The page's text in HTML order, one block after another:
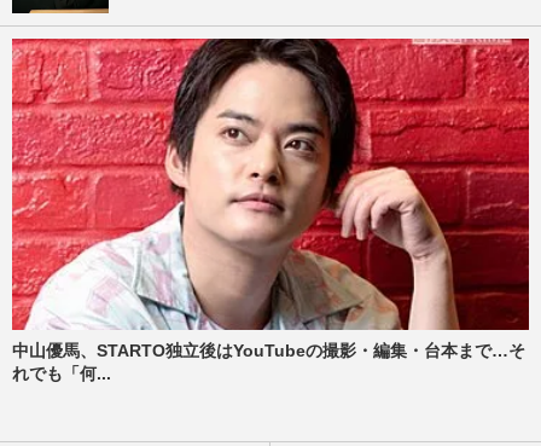
中山優馬、STARTO独立後はYouTubeの撮影・編集・台本まで…そ
れでも「何...